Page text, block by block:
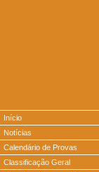
Início
Notícias
Calendário de Provas
Classificação Geral